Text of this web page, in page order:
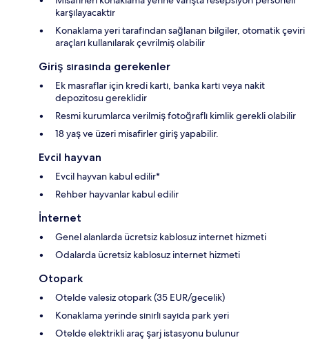
karşılayacaktır
Konaklama yeri tarafından sağlanan bilgiler, otomatik çeviri
araçları kullanılarak çevrilmiş olabilir
Giriş sırasında gerekenler
Ek masraflar için kredi kartı, banka kartı veya nakit
depozitosu gereklidir
Resmi kurumlarca verilmiş fotoğraflı kimlik gerekli olabilir
18 yaş ve üzeri misafirler giriş yapabilir.
Evcil hayvan
Evcil hayvan kabul edilir*
Rehber hayvanlar kabul edilir
İnternet
Genel alanlarda ücretsiz kablosuz internet hizmeti
Odalarda ücretsiz kablosuz internet hizmeti
Otopark
Otelde valesiz otopark (35 EUR/gecelik)
Konaklama yerinde sınırlı sayıda park yeri
Otelde elektrikli araç şarj istasyonu bulunur